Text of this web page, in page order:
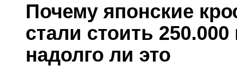
Почему японские
стали стоить
надолго ли это